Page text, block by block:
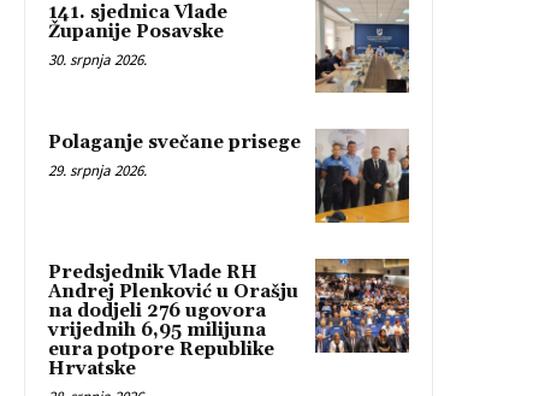
141. sjednica Vlade
Županije Posavske
30. srpnja 2026.
Polaganje svečane prisege
29. srpnja 2026.
Predsjednik Vlade RH
Andrej Plenković u Orašju
na dodjeli 276 ugovora
vrijednih 6,95 milijuna
eura potpore Republike
Hrvatske